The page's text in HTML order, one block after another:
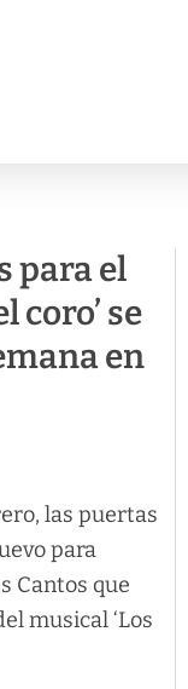
para el
coro’ se
en
las puertas
para
Cantos que
musical ‘Los